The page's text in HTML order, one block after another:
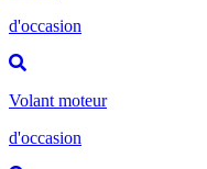
d'occasion
Volant moteur
d'occasion